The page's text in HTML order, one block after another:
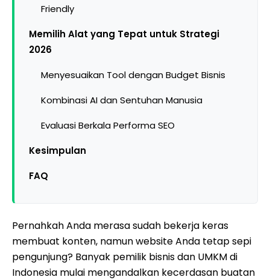
Friendly
Memilih Alat yang Tepat untuk Strategi
2026
Menyesuaikan Tool dengan Budget Bisnis
Kombinasi AI dan Sentuhan Manusia
Evaluasi Berkala Performa SEO
Kesimpulan
FAQ
Pernahkah Anda merasa sudah bekerja keras
membuat konten, namun website Anda tetap sepi
pengunjung? Banyak pemilik bisnis dan UMKM di
Indonesia mulai mengandalkan kecerdasan buatan